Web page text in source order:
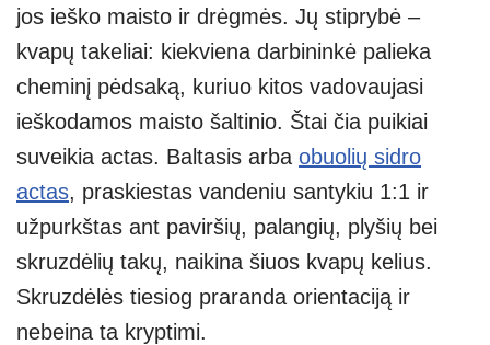
jos ieško maisto ir drėgmės. Jų stiprybė –
kvapų takeliai: kiekviena darbininkė palieka
cheminį pėdsaką, kuriuo kitos vadovaujasi
ieškodamos maisto šaltinio. Štai čia puikiai
suveikia actas. Baltasis arba obuolių sidro
actas, praskiestas vandeniu santykiu 1:1 ir
užpurkštas ant paviršių, palangių, plyšių bei
skruzdėlių takų, naikina šiuos kvapų kelius.
Skruzdėlės tiesiog praranda orientaciją ir
nebeina ta kryptimi.